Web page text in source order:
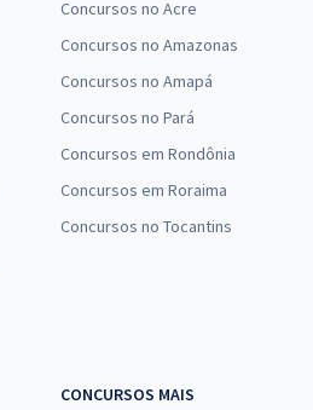
Concursos no Acre
Concursos no Amazonas
Concursos no Amapá
Concursos no Pará
Concursos em Rondônia
Concursos em Roraima
Concursos no Tocantins
CONCURSOS MAIS